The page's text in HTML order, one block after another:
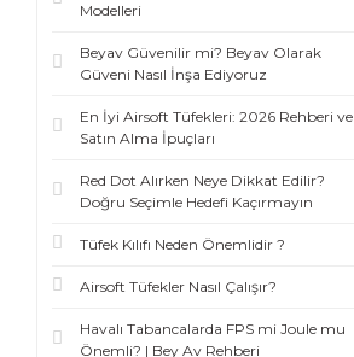
Modelleri
Beyav Güvenilir mi? Beyav Olarak
Güveni Nasıl İnşa Ediyoruz
En İyi Airsoft Tüfekleri: 2026 Rehberi ve
Satın Alma İpuçları
Red Dot Alırken Neye Dikkat Edilir?
Doğru Seçimle Hedefi Kaçırmayın
Tüfek Kılıfı Neden Önemlidir ?
Airsoft Tüfekler Nasıl Çalışır?
Havalı Tabancalarda FPS mi Joule mu
Önemli? | Bey Av Rehberi